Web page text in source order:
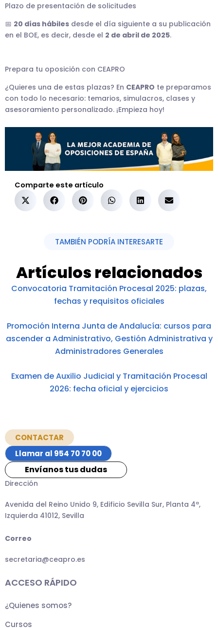
Plazo de presentación de solicitudes
📅 20 días hábiles desde el día siguiente a su publicación
en el BOE, es decir, desde el 2 de abril de 2025.
Prepara tu oposición con CEAPRO
¿Quieres una de estas plazas? En CEAPRO te preparamos
con todo lo necesario: temarios, simulacros, clases y
asesoramiento personalizado. ¡Empieza hoy!
Comparte este artículo
TAMBIÉN PODRÍA INTERESARTE
Artículos relacionados
Convocatoria Tramitación Procesal 2025: plazas,
fechas y requisitos oficiales
Promoción Interna Junta de Andalucía: cursos para
ascender a Administrativo, Gestión Administrativa y
Administradores Generales
Examen de Auxilio Judicial y Tramitación Procesal
2026: fecha oficial y ejercicios
CONTACTAR
Llamar al 954 70 70 00
Envíanos tus dudas
Dirección
Avenida del Reino Unido 9, Edificio Sevilla Sur, Planta 4ª,
Izquierda 41012, Sevilla
Correo
secretaria@ceapro.es
ACCESO RÁPIDO
¿Quienes somos?
Cursos